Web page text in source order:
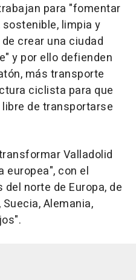
para "fomentar
limpia y
crear una ciudad
y por ello defienden
más transporte
ciclista para que
de transportarse
Valladolid
europea", con el
norte de Europa, de
Alemania,